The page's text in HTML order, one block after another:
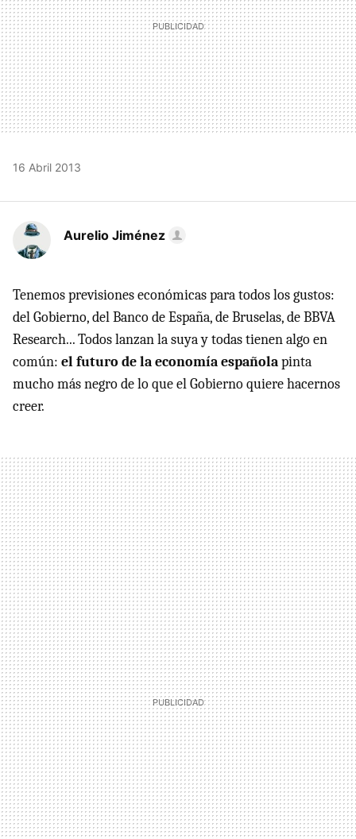
16 Abril 2013
Aurelio Jiménez
Tenemos previsiones económicas para todos los gustos:
del Gobierno, del Banco de España, de Bruselas, de BBVA
Research... Todos lanzan la suya y todas tienen algo en
común: el futuro de la economía españolapinta
mucho más negro de lo que el Gobierno quiere hacernos
creer.